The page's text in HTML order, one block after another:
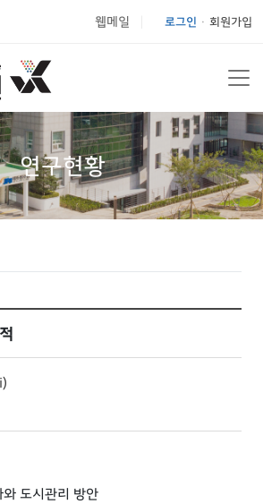
웹메일 로그인 회원가입
연구현황
도시관리 방안